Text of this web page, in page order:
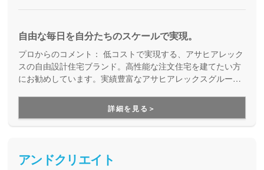
自由な毎日を自分たちのスケールで実現。
プロからのコメント： 低コストで実現する、アサヒアレック
スの自由設計住宅ブランド。高性能な注文住宅を建てたい方
にお勧めしています。実績豊富なアサヒアレックスグループ
る、安心の家づくりです。詳細を見る＞
アンドクリエイト